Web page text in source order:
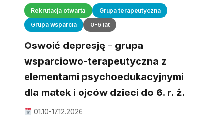
Rekrutacja otwarta
Grupa terapeutyczna
Grupa wsparcia
0-6 lat
Oswoić depresję – grupa
wsparciowo-terapeutyczna z
elementami psychoedukacyjnymi
dla matek i ojców dzieci do 6. r. ż.
01.10-17.12.2026